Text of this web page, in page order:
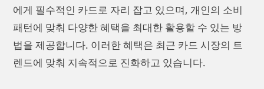
에게 필수적인 카드로 자리 잡고 있으며, 개인의 소비
패턴에 맞춰 다양한 혜택을 최대한 활용할 수 있는 방
법을 제공합니다. 이러한 혜택은 최근 카드 시장의 트
렌드에 맞춰 지속적으로 진화하고 있습니다.